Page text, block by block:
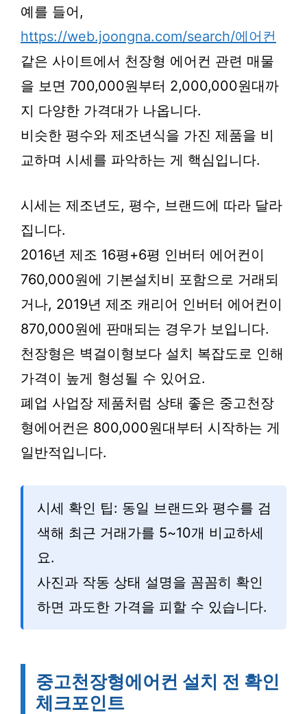
예를 들어,
https://web.joongna.com/search/에어컨
같은 사이트에서 천장형 에어컨 관련 매물
을 보면 700,000원부터 2,000,000원대까
지 다양한 가격대가 나옵니다.
비슷한 평수와 제조년식을 가진 제품을 비
교하며 시세를 파악하는 게 핵심입니다.
시세는 제조년도, 평수, 브랜드에 따라 달라
집니다.
2016년 제조 16평+6평 인버터 에어컨이
760,000원에 기본설치비 포함으로 거래되
거나, 2019년 제조 캐리어 인버터 에어컨이
870,000원에 판매되는 경우가 보입니다.
천장형은 벽걸이형보다 설치 복잡도로 인해
가격이 높게 형성될 수 있어요.
폐업 사업장 제품처럼 상태 좋은 중고천장
형에어컨은 800,000원대부터 시작하는 게
일반적입니다.
시세 확인 팁: 동일 브랜드와 평수를 검
색해 최근 거래가를 5~10개 비교하세
요.
사진과 작동 상태 설명을 꼼꼼히 확인
하면 과도한 가격을 피할 수 있습니다.
중고천장형에어컨 설치 전 확인
체크포인트